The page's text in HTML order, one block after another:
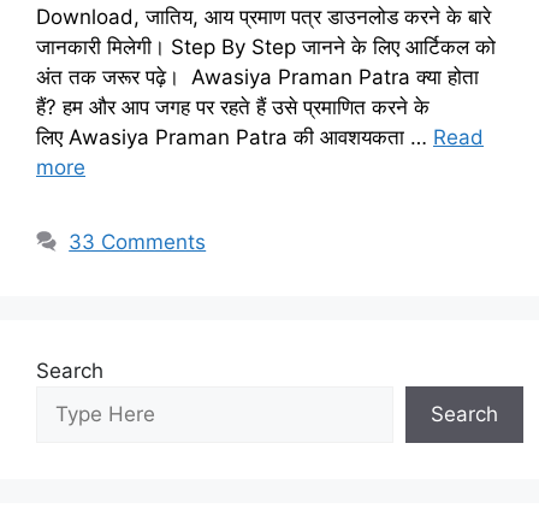
Download, जातिय, आय प्रमाण पत्र डाउनलोड करने के बारे
जानकारी मिलेगी। Step By Step जानने के लिए आर्टिकल को
अंत तक जरूर पढ़े। Awasiya Praman Patra क्या होता
हैं? हम और आप जगह पर रहते हैं उसे प्रमाणित करने के
लिए Awasiya Praman Patra की आवशयकता … Read
more
33 Comments
Search
Search